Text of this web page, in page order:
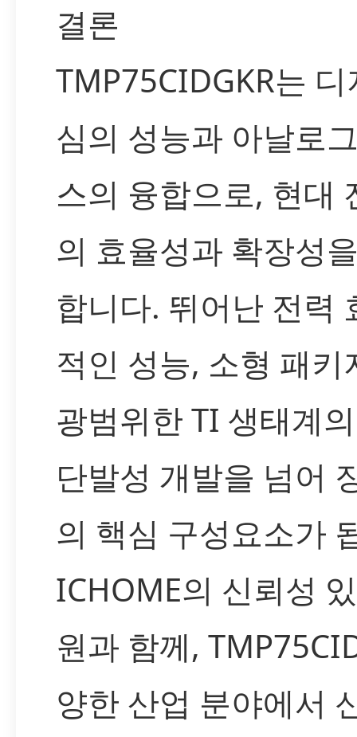
결론
TMP75CIDGKR는
심의 성능과 아날로
스의 융합으로, 현대
의 효율성과 확장성
합니다. 뛰어난 전력
적인 성능, 소형 패
광범위한 TI 생태계
단발성 개발을 넘어
의 핵심 구성요소가
ICHOME의 신뢰성
원과 함께,
양한 산업 분야에서